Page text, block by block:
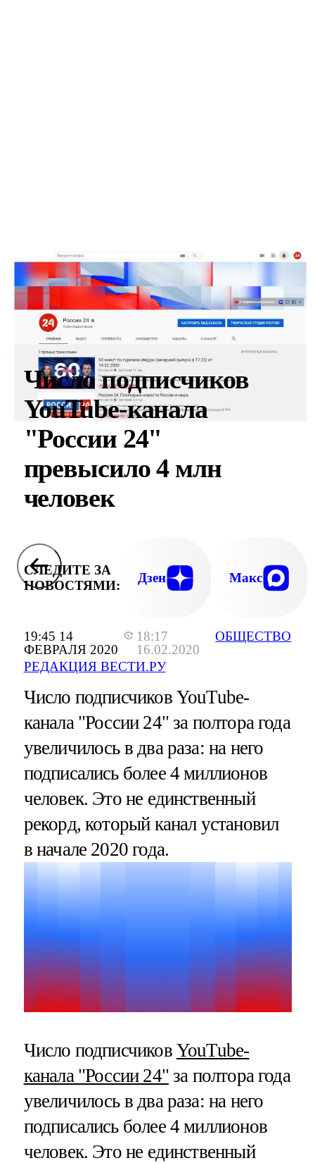
19:45 14
ФЕВРАЛЯ 2020
18:17
16.02.2020
РЕДАКЦИЯ ВЕСТИ.РУ
ОБЩЕСТВО
Число подписчиков
YouTube-канала
"России 24"
превысило 4 млн
человек
СЛЕДИТЕ ЗА
НОВОСТЯМИ:
Дзен Макс
Число подписчиков YouTube-
канала "России 24" за полтора года
увеличилось в два раза: на него
подписались более 4 миллионов
человек. Это не единственный
рекорд, который канал установил
в начале 2020 года.
Число подписчиков YouTube-
канала "России 24"за полтора года
увеличилось в два раза: на него
подписались более 4 миллионов
человек. Это не единственный